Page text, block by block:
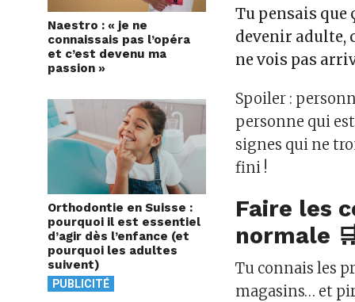
Naestro : « je ne
connaissais pas l’opéra
et c’est devenu ma
passion »
Orthodontie en Suisse :
pourquoi il est essentiel
d’agir dès l’enfance (et
pourquoi les adultes
suivent)
PUBLICITÉ
Tu pensais que
devenir adulte,
ne vois pas
Spoiler :
personne qui
signes qui ne
fini !
Faire les
normale
Tu connais les
magasins… et